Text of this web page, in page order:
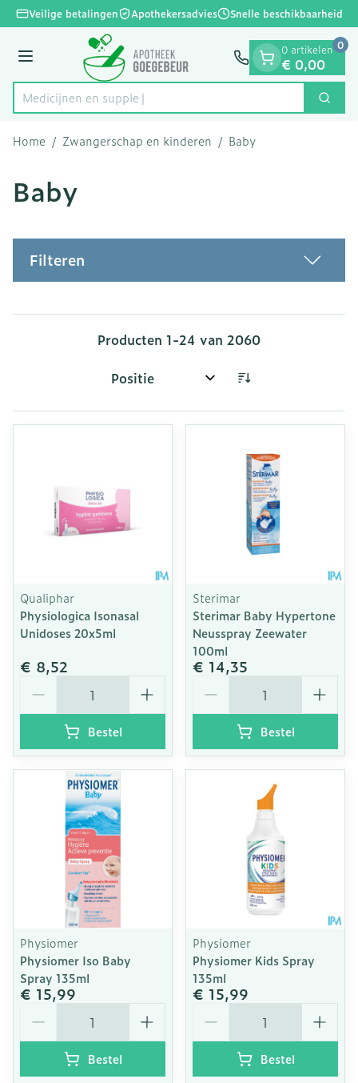
Ga naar de inhoud
1 van 1
Veilige betalingen Apothekersadvies Snelle beschikbaarheid
Menu
Product, merk, categorie... Zoek
0 artikelen
€ 0,00
0
Home / Zwangerschap en kinderen / Baby
Baby
Filteren
Producten 1-24 van 2060
Sorteer op:
Qualiphar
Physiologica Isonasal
Unidoses 20x5ml
€ 8,52
Bestel
Sterimar
Sterimar Baby Hypertone
Neusspray Zeewater
100ml
€ 14,35
Bestel
Physiomer
Physiomer Iso Baby
Spray 135ml
€ 15,99
Bestel
Physiomer
Physiomer Kids Spray
135ml
€ 15,99
Bestel